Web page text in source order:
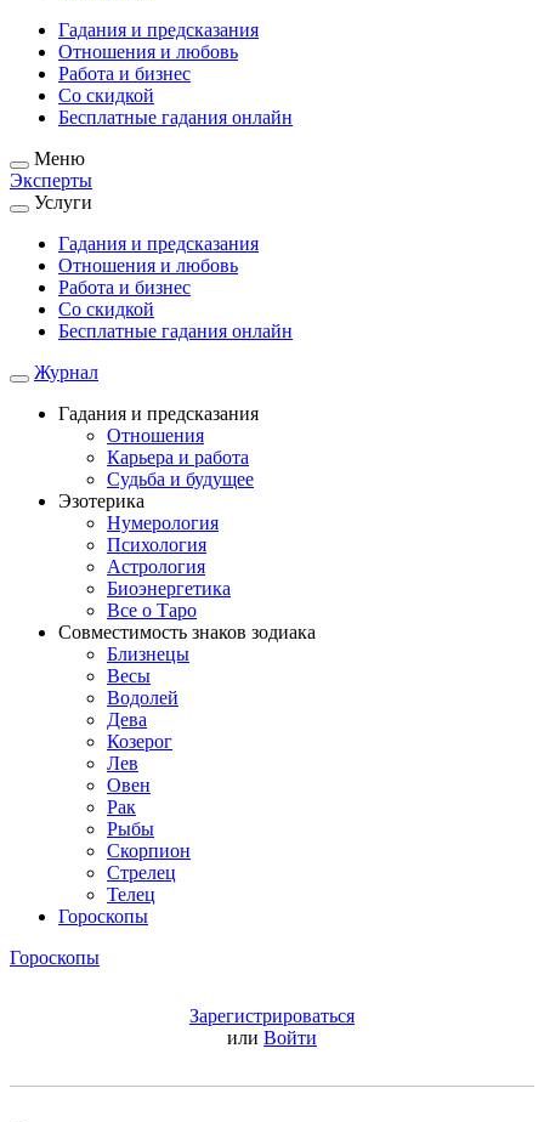
Гадания и предсказания
Отношения и любовь
Работа и бизнес
Со скидкой
Бесплатные гадания онлайн
Меню
Эксперты
Услуги
Гадания и предсказания
Отношения и любовь
Работа и бизнес
Со скидкой
Бесплатные гадания онлайн
Журнал
Гадания и предсказания
Отношения
Карьера и работа
Cудьба и будущее
Эзотерика
Нумерология
Психология
Астрология
Биоэнергетика
Все о Таро
Совместимость знаков зодиака
Близнецы
Весы
Водолей
Дева
Козерог
Лев
Овен
Рак
Рыбы
Скорпион
Стрелец
Телец
Гороскопы
Гороскопы
Зарегистрироваться
или Войти